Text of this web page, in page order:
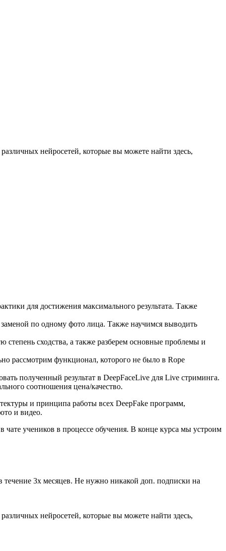
нейросетей, которые вы можете найти здесь,
для достижения максимального результата. Также
по одному фото лица. Также научимся выводить
сходства, а также разберем основные проблемы и
рассмотрим функционал, которого не было в Rope
полученный результат в DeepFaceLive для Live стриминга.
соотношения цена/качество.
и принципа работы всех DeepFake программ,
и видео.
чате учеников в процессе обучения. В конце курса мы устроим
течение 3х месяцев. Не нужно никакой доп. подписки на
нейросетей, которые вы можете найти здесь,